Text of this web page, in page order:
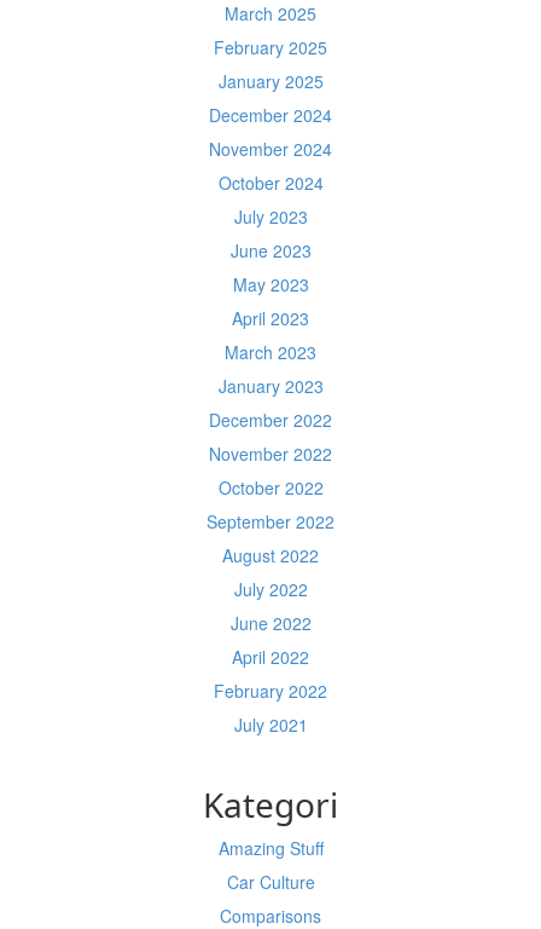
March 2025
February 2025
January 2025
December 2024
November 2024
October 2024
July 2023
June 2023
May 2023
April 2023
March 2023
January 2023
December 2022
November 2022
October 2022
September 2022
August 2022
July 2022
June 2022
April 2022
February 2022
July 2021
Kategori
Amazing Stuff
Car Culture
Comparisons